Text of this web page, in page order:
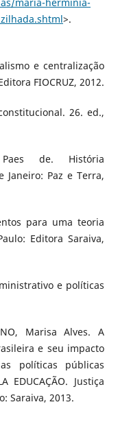
>.
e centralização
FIOCRUZ, 2012.
26. ed.,
Paes de. História
Janeiro: Paz e Terra,
para uma teoria
Editora Saraiva,
e políticas
Marisa Alves. A
e seu impacto
políticas públicas
EDUCAÇÃO. Justiça
Saraiva, 2013.